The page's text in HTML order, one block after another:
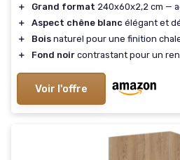
＋
Grand format 240x60x2,2 cm —
＋
Aspect chêne blanc élégant et
＋
Bois naturel pour une finition
＋
Fond noir contrastant pour un
Voir l'offre